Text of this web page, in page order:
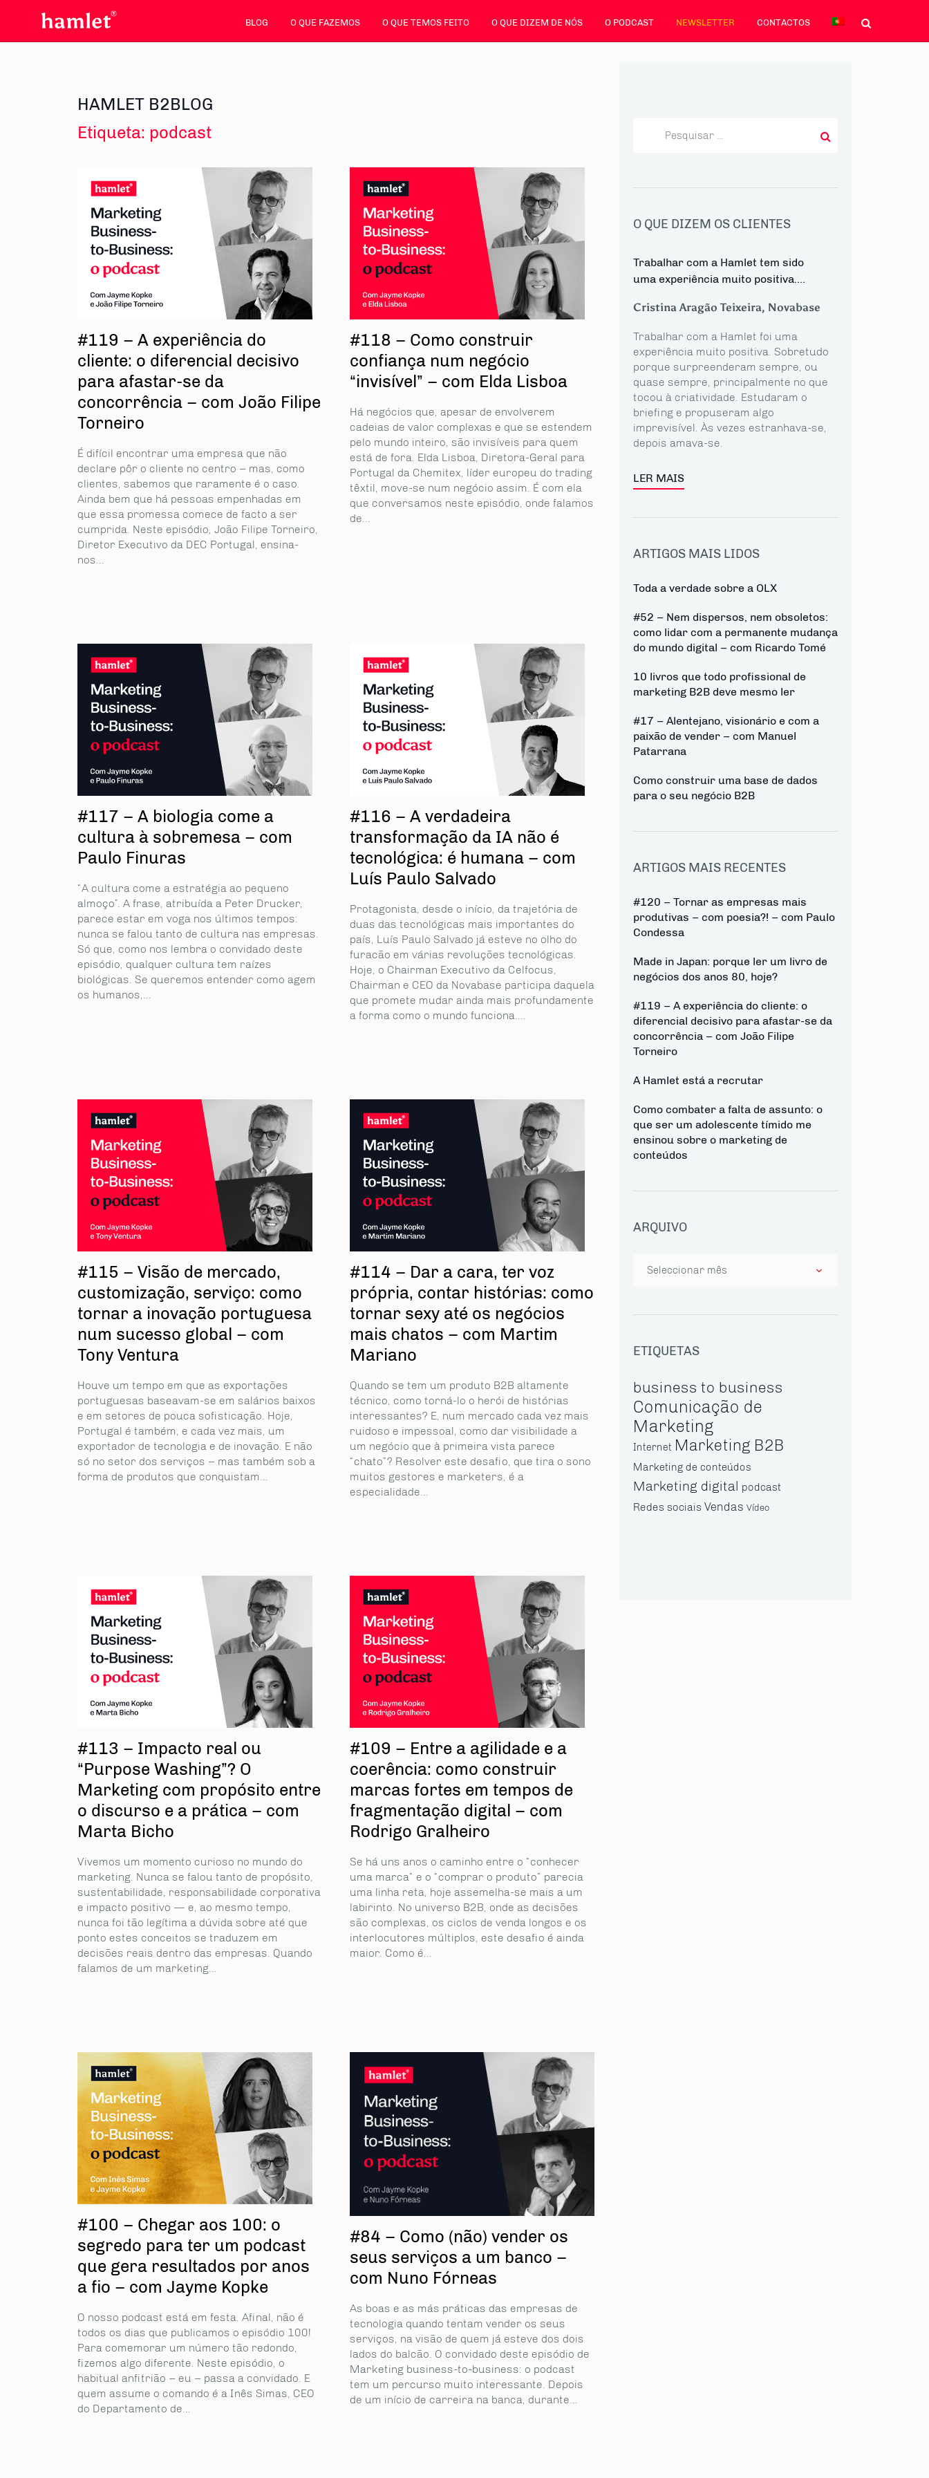
BLOG O QUE FAZEMOS O QUE TEMOS FEITO O QUE DIZEM DE NÓS O PODCAST NEWSLETTER CONTACTOS
HAMLET B2BLOG
Etiqueta: podcast
#119 – A experiência do
cliente: o diferencial decisivo
para afastar-se da
concorrência – com João Filipe
Torneiro
É difícil encontrar uma empresa que não
declare pôr o cliente no centro – mas, como
clientes, sabemos que raramente é o caso.
Ainda bem que há pessoas empenhadas em
que essa promessa comece de facto a ser
cumprida. Neste episódio, João Filipe Torneiro,
Diretor Executivo da DEC Portugal, ensina-
nos...
#118 – Como construir
confiança num negócio
“invisível” – com Elda Lisboa
Há negócios que, apesar de envolverem
cadeias de valor complexas e que se estendem
pelo mundo inteiro, são invisíveis para quem
está de fora. Elda Lisboa, Diretora-Geral para
Portugal da Chemitex, líder europeu do trading
têxtil, move-se num negócio assim. É com ela
que conversamos neste episódio, onde falamos
de...
#117 – A biologia come a
cultura à sobremesa – com
Paulo Finuras
“A cultura come a estratégia ao pequeno
almoço”. A frase, atribuída a Peter Drucker,
parece estar em voga nos últimos tempos:
nunca se falou tanto de cultura nas empresas.
Só que, como nos lembra o convidado deste
episódio, qualquer cultura tem raízes
biológicas. Se queremos entender como agem
os humanos,...
#116 – A verdadeira
transformação da IA não é
tecnológica: é humana – com
Luís Paulo Salvado
Protagonista, desde o início, da trajetória de
duas das tecnológicas mais importantes do
país, Luís Paulo Salvado já esteve no olho do
furacão em várias revoluções tecnológicas.
Hoje, o Chairman Executivo da Celfocus,
Chairman e CEO da Novabase participa daquela
que promete mudar ainda mais profundamente
a forma como o mundo funciona....
#115 – Visão de mercado,
customização, serviço: como
tornar a inovação portuguesa
num sucesso global – com
Tony Ventura
Houve um tempo em que as exportações
portuguesas baseavam-se em salários baixos
e em setores de pouca sofisticação. Hoje,
Portugal é também, e cada vez mais, um
exportador de tecnologia e de inovação. E não
só no setor dos serviços – mas também sob a
forma de produtos que conquistam...
#114 – Dar a cara, ter voz
própria, contar histórias: como
tornar sexy até os negócios
mais chatos – com Martim
Mariano
Quando se tem um produto B2B altamente
técnico, como torná-lo o herói de histórias
interessantes? E, num mercado cada vez mais
ruidoso e impessoal, como dar visibilidade a
um negócio que à primeira vista parece
“chato”? Resolver este desafio, que tira o sono
muitos gestores e marketers, é a
especialidade...
#113 – Impacto real ou
“Purpose Washing”? O
Marketing com propósito entre
o discurso e a prática – com
Marta Bicho
Vivemos um momento curioso no mundo do
marketing. Nunca se falou tanto de propósito,
sustentabilidade, responsabilidade corporativa
e impacto positivo — e, ao mesmo tempo,
nunca foi tão legítima a dúvida sobre até que
ponto estes conceitos se traduzem em
decisões reais dentro das empresas. Quando
falamos de um marketing...
#109 – Entre a agilidade e a
coerência: como construir
marcas fortes em tempos de
fragmentação digital – com
Rodrigo Gralheiro
Se há uns anos o caminho entre o “conhecer
uma marca” e o “comprar o produto” parecia
uma linha reta, hoje assemelha-se mais a um
labirinto. No universo B2B, onde as decisões
são complexas, os ciclos de venda longos e os
interlocutores múltiplos, este desafio é ainda
maior. Como é...
#100 – Chegar aos 100: o
segredo para ter um podcast
que gera resultados por anos
a fio – com Jayme Kopke
O nosso podcast está em festa. Afinal, não é
todos os dias que publicamos o episódio 100!
Para comemorar um número tão redondo,
fizemos algo diferente. Neste episó­dio, o
habitual anfitrião – eu – passa a convidado. E
quem assume o comando é a Inês Simas, CEO
do Departamento de...
#84 – Como (não) vender os
seus serviços a um banco –
com Nuno Fórneas
As boas e as más práticas das empresas de
tecnologia quando tentam vender os seus
serviços, na visão de quem já esteve dos dois
lados do balcão. O convidado deste episódio de
Marketing business-to-business: o podcast
tem um percurso muito interessante. Depois
de um início de carreira na banca, durante...
Navegação
de
artigos
mais
O QUE DIZEM OS CLIENTES
Trabalhar com a Hamlet tem sido
uma experiência muito positiva....
Cristina Aragão Teixeira, Novabase
Trabalhar com a Hamlet foi uma
experiência muito positiva. Sobretudo
porque surpreenderam sempre, ou
quase sempre, principalmente no que
tocou à criatividade. Estudaram o
briefing e propuseram algo
imprevisível. Às vezes estranhava-se,
depois amava-se.
LER MAIS
ARTIGOS MAIS LIDOS
Toda a verdade sobre a OLX
#52 – Nem dispersos, nem obsoletos:
como lidar com a permanente mudança
do mundo digital – com Ricardo Tomé
10 livros que todo profissional de
marketing B2B deve mesmo ler
#17 – Alentejano, visionário e com a
paixão de vender – com Manuel
Patarrana
Como construir uma base de dados
para o seu negócio B2B
ARTIGOS MAIS RECENTES
#120 – Tornar as empresas mais
produtivas – com poesia?! – com Paulo
Condessa
Made in Japan: porque ler um livro de
negócios dos anos 80, hoje?
#119 – A experiência do cliente: o
diferencial decisivo para afastar-se da
concorrência – com João Filipe
Torneiro
A Hamlet está a recrutar
Como combater a falta de assunto: o
que ser um adolescente tímido me
ensinou sobre o marketing de
conteúdos
ARQUIVO
ETIQUETAS
business to business
Comunicação de
Marketing
Internet Marketing B2B
Marketing de conteúdos
Marketing digital podcast
Redes sociais Vendas Vídeo